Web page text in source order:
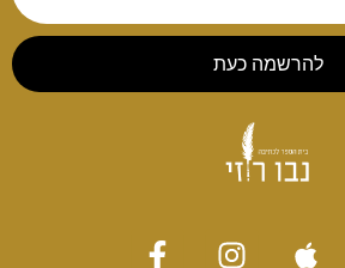
להרשמה כעת